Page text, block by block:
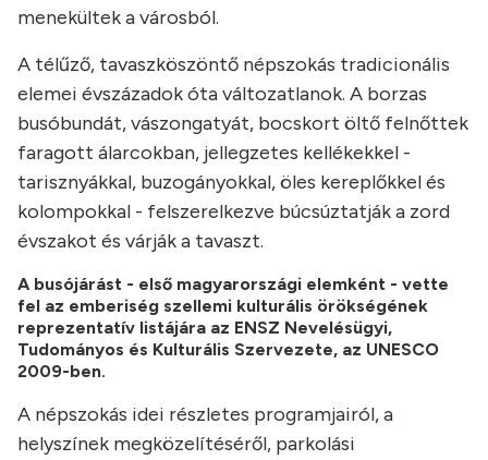
menekültek a városból.
A télűző, tavaszköszöntő népszokás tradicionális
elemei évszázadok óta változatlanok. A borzas
busóbundát, vászongatyát, bocskort öltő felnőttek
faragott álarcokban, jellegzetes kellékekkel -
tarisznyákkal, buzogányokkal, öles kereplőkkel és
kolompokkal - felszerelkezve búcsúztatják a zord
évszakot és várják a tavaszt.
A busójárást - első magyarországi elemként - vette
fel az emberiség szellemi kulturális örökségének
reprezentatív listájára az ENSZ Nevelésügyi,
Tudományos és Kulturális Szervezete, az UNESCO
2009-ben.
A népszokás idei részletes programjairól, a
helyszínek megközelítéséről, parkolási